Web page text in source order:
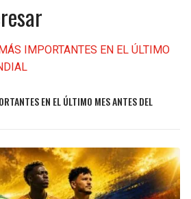
EN EL ÚLTIMO MES ANTES DEL